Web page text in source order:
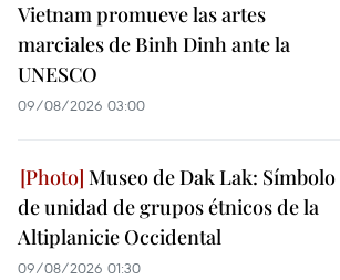
Vietnam promueve las artes
marciales de Binh Dinh ante la
UNESCO
09/08/2026 03:00
Museo de Dak Lak: Símbolo
de unidad de grupos étnicos de la
Altiplanicie Occidental
09/08/2026 01:30